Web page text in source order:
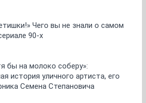
Чего вы не знали о самом
90-х
бы на молоко соберу»:
история уличного артиста, его
Семена Степановича